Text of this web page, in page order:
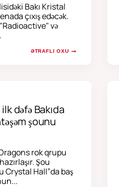
Bakı Kristal
çıxış edəcək.
və
ƏTRAFLI OXU
dəfə Bakıda
şounu
rok qrupu
Şou
Crystal Hall”da baş